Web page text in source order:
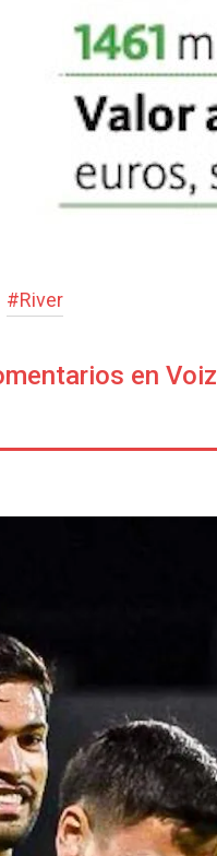
#River
en Voiz